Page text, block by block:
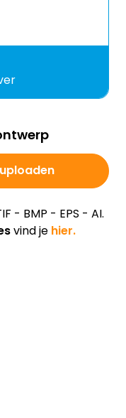
- BMP - EPS - AI.
vind je hier.